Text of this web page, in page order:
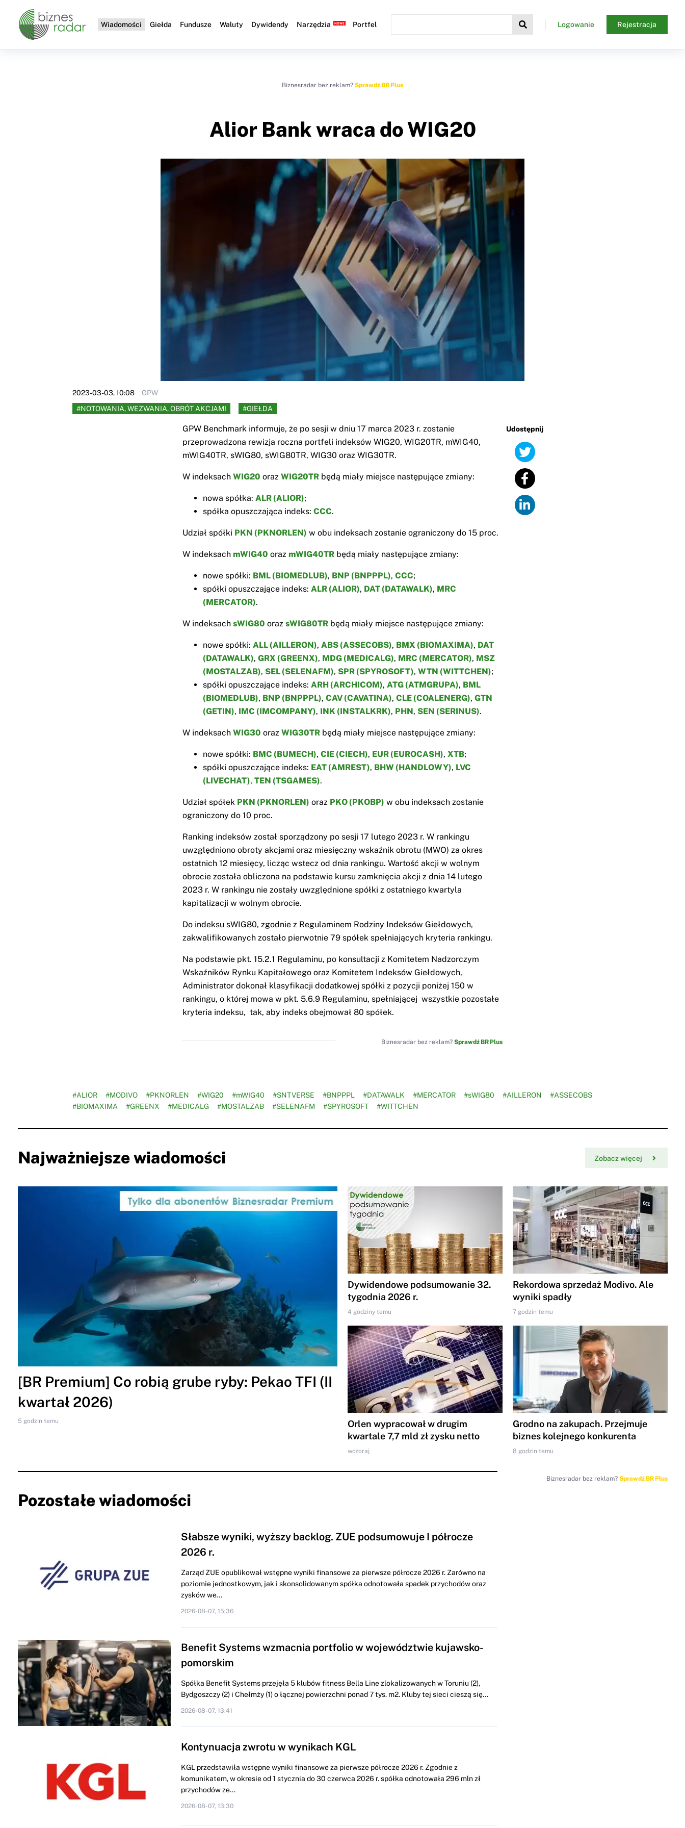
Wiadomości Giełda Fundusze Waluty Dywidendy Narzędzia Portfel Logowanie Rejestracja
Biznesradar bez reklam? Sprawdź BR Plus
Alior Bank wraca do WIG20
2023-03-03, 10:08
GPW
#NOTOWANIA, WEZWANIA, OBRÓT AKCJAMI
#GIEŁDA
Udostępnij
GPW Benchmark informuje, że po sesji w dniu 17 marca 2023 r. zostanie
przeprowadzona rewizja roczna portfeli indeksów WIG20, WIG20TR, mWIG40,
mWIG40TR, sWIG80, sWIG80TR, WIG30 oraz WIG30TR.
W indeksach WIG20 oraz WIG20TR będą miały miejsce następujące zmiany:
nowa spółka: ALR (ALIOR);
spółka opuszczająca indeks: CCC.
Udział spółki PKN (PKNORLEN) w obu indeksach zostanie ograniczony do 15 proc.
W indeksach mWIG40 oraz mWIG40TR będą miały następujące zmiany:
nowe spółki: BML (BIOMEDLUB), BNP (BNPPPL), CCC;
spółki opuszczające indeks: ALR (ALIOR), DAT (DATAWALK), MRC
(MERCATOR).
W indeksach sWIG80 oraz sWIG80TR będą miały miejsce następujące zmiany:
nowe spółki: ALL (AILLERON), ABS (ASSECOBS), BMX (BIOMAXIMA), DAT
(DATAWALK), GRX (GREENX), MDG (MEDICALG), MRC (MERCATOR), MSZ
(MOSTALZAB), SEL (SELENAFM), SPR (SPYROSOFT), WTN (WITTCHEN);
spółki opuszczające indeks: ARH (ARCHICOM), ATG (ATMGRUPA), BML
(BIOMEDLUB), BNP (BNPPPL), CAV (CAVATINA), CLE (COALENERG), GTN
(GETIN), IMC (IMCOMPANY), INK (INSTALKRK), PHN, SEN (SERINUS).
W indeksach WIG30 oraz WIG30TR będą miały miejsce następujące zmiany:
nowe spółki: BMC (BUMECH), CIE (CIECH), EUR (EUROCASH), XTB;
spółki opuszczające indeks: EAT (AMREST), BHW (HANDLOWY), LVC
(LIVECHAT), TEN (TSGAMES).
Udział spółek PKN (PKNORLEN) oraz PKO (PKOBP) w obu indeksach zostanie
ograniczony do 10 proc.
Ranking indeksów został sporządzony po sesji 17 lutego 2023 r. W rankingu
uwzględniono obroty akcjami oraz miesięczny wskaźnik obrotu (MWO) za okres
ostatnich 12 miesięcy, licząc wstecz od dnia rankingu. Wartość akcji w wolnym
obrocie została obliczona na podstawie kursu zamknięcia akcji z dnia 14 lutego
2023 r. W rankingu nie zostały uwzględnione spółki z ostatniego kwartyla
kapitalizacji w wolnym obrocie.
Do indeksu sWIG80, zgodnie z Regulaminem Rodziny Indeksów Giełdowych,
zakwalifikowanych zostało pierwotnie 79 spółek spełniających kryteria rankingu.
Na podstawie pkt. 15.2.1 Regulaminu, po konsultacji z Komitetem Nadzorczym
Wskaźników Rynku Kapitałowego oraz Komitetem Indeksów Giełdowych,
Administrator dokonał klasyfikacji dodatkowej spółki z pozycji poniżej 150 w
rankingu, o której mowa w pkt. 5.6.9 Regulaminu, spełniającej wszystkie pozostałe
kryteria indeksu, tak, aby indeks obejmował 80 spółek.
Biznesradar bez reklam? Sprawdź BR Plus
#ALIOR #MODIVO #PKNORLEN #WIG20 #mWIG40 #SNTVERSE #BNPPPL #DATAWALK #MERCATOR #sWIG80 #AILLERON
#ASSECOBS
#BIOMAXIMA
#GREENX #MEDICALG #MOSTALZAB #SELENAFM #SPYROSOFT #WITTCHEN
Najważniejsze wiadomości Zobacz więcej
[BR Premium] Co robią grube ryby: Pekao TFI (II
kwartał 2026)
5 godzin temu
Dywidendowe podsumowanie 32.
tygodnia 2026 r.
4 godziny temu
Rekordowa sprzedaż Modivo. Ale
wyniki spadły
7 godzin temu
Orlen wypracował w drugim
kwartale 7,7 mld zł zysku netto
wczoraj
Grodno na zakupach. Przejmuje
biznes kolejnego konkurenta
8 godzin temu
Pozostałe wiadomości
Słabsze wyniki, wyższy backlog. ZUE podsumowuje I półrocze
2026 r.
Zarząd ZUE opublikował wstępne wyniki finansowe za pierwsze półrocze 2026 r. Zarówno na
poziomie jednostkowym, jak i skonsolidowanym spółka odnotowała spadek przychodów oraz
zysków we...
2026-08-07, 15:36
Benefit Systems wzmacnia portfolio w województwie kujawsko-
pomorskim
Spółka Benefit Systems przejęła 5 klubów fitness Bella Line zlokalizowanych w Toruniu (2),
Bydgoszczy (2) i Chełmży (1) o łącznej powierzchni ponad 7 tys. m2. Kluby tej sieci cieszą się...
2026-08-07, 13:41
Kontynuacja zwrotu w wynikach KGL
KGL przedstawiła wstępne wyniki finansowe za pierwsze półrocze 2026 r. Zgodnie z
komunikatem, w okresie od 1 stycznia do 30 czerwca 2026 r. spółka odnotowała 296 mln zł
przychodów ze...
2026-08-07, 13:30
Biznesradar bez reklam? Sprawdź BR Plus